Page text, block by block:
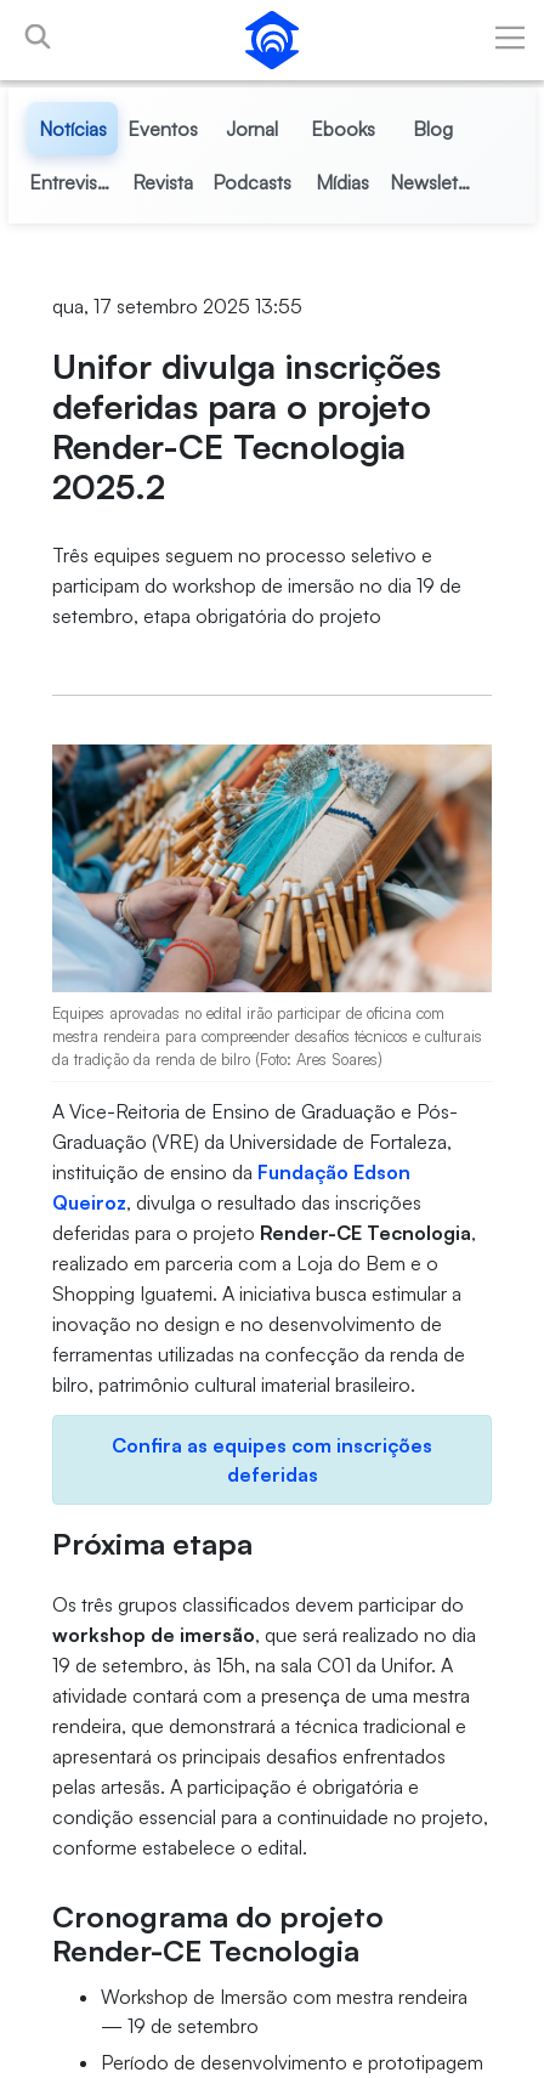
Pular para o Conteúdo principal
Notícias Eventos Jornal Ebooks Blog
Entrevistas Revista Podcasts Mídias Newsletter
qua, 17 setembro 2025 13:55
Unifor divulga inscrições
deferidas para o projeto
Render-CE Tecnologia
2025.2
Três equipes seguem no processo seletivo e
participam do workshop de imersão no dia 19 de
setembro, etapa obrigatória do projeto
Equipes aprovadas no edital irão participar de oficina com
mestra rendeira para compreender desafios técnicos e culturais
da tradição da renda de bilro (Foto: Ares Soares)
A Vice-Reitoria de Ensino de Graduação e Pós-
Graduação (VRE) da Universidade de Fortaleza,
instituição de ensino da Fundação Edson
Queiroz, divulga o resultado das inscrições
deferidas para o projeto Render-CE Tecnologia,
realizado em parceria com a Loja do Bem e o
Shopping Iguatemi. A iniciativa busca estimular a
inovação no design e no desenvolvimento de
ferramentas utilizadas na confecção da renda de
bilro, patrimônio cultural imaterial brasileiro.
Confira as equipes com inscrições
deferidas
Próxima etapa
Os três grupos classificados devem participar do
workshop de imersão, que será realizado no dia
19 de setembro, às 15h, na sala C01 da Unifor. A
atividade contará com a presença de uma mestra
rendeira, que demonstrará a técnica tradicional e
apresentará os principais desafios enfrentados
pelas artesãs. A participação é obrigatória e
condição essencial para a continuidade no projeto,
conforme estabelece o edital.
Cronograma do projeto
Render-CE Tecnologia
Workshop de Imersão com mestra rendeira
— 19 de setembro
Período de desenvolvimento e prototipagem